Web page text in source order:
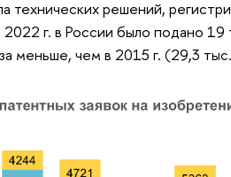
технических решений,
г. в России было подано
меньше, чем в 2015 г. (29,3